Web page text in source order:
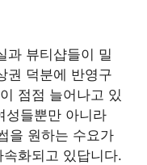
과 뷰티샵들이 밀
권 덕분에 반영구
점점 늘어나고 있
성들뿐만 아니라
을 원하는 수요가
화되고 있답니다.